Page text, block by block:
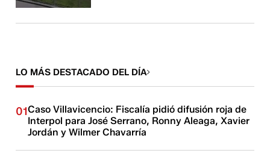
LO MÁS DESTACADO DEL DÍA
01Caso Villavicencio: Fiscalía pidió difusión roja de
Interpol para José Serrano, Ronny Aleaga, Xavier
Jordán y Wilmer Chavarría